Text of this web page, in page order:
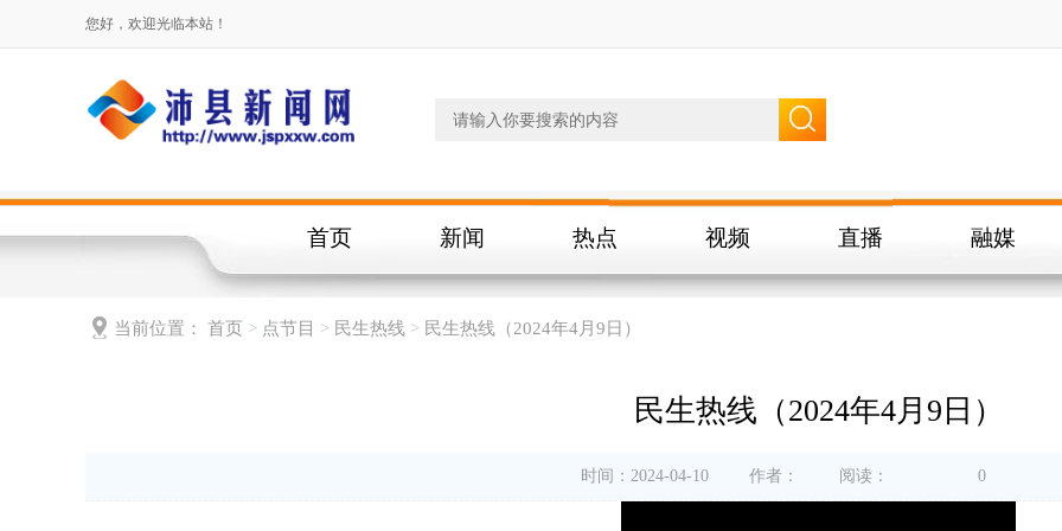
您好，欢迎光临本站！
首页 新闻 热点 视频 直播 融媒
当前位置： 首页 > 点节目 > 民生热线 > 民生热线（2024年4月9日）
民生热线（2024年4月9日）
时间：2024-04-10 作者： 阅读： 0